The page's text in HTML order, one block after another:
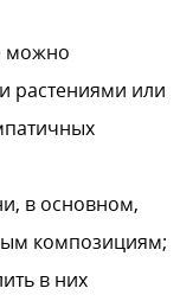
можно
растениями или
в основном,
композициям;
в них